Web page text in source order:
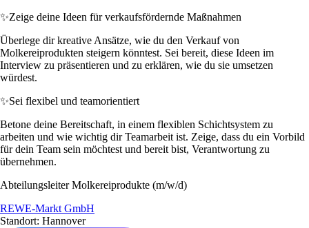
✨Zeige deine Ideen für verkaufsfördernde Maßnahmen
Überlege dir kreative Ansätze, wie du den Verkauf von
Molkereiprodukten steigern könntest. Sei bereit, diese Ideen im
Interview zu präsentieren und zu erklären, wie du sie umsetzen
würdest.
✨Sei flexibel und teamorientiert
Betone deine Bereitschaft, in einem flexiblen Schichtsystem zu
arbeiten und wie wichtig dir Teamarbeit ist. Zeige, dass du ein Vorbild
für dein Team sein möchtest und bereit bist, Verantwortung zu
übernehmen.
Abteilungsleiter Molkereiprodukte (m/w/d)
REWE-Markt GmbH
Standort: Hannover